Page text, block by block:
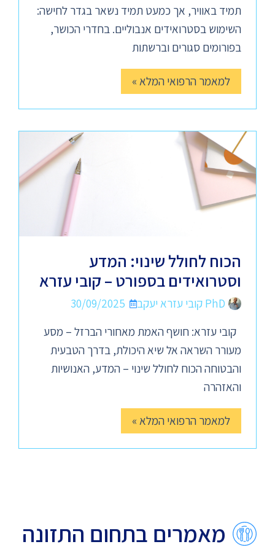
תמיד באוויר, אך כמעט תמיד נשאר בגדר לחישה:
השימוש בסטרואידים אנבוליים. בחדרי הכושר,
בפורומים סגורים וברשתות
למאמר הרפואי המלא »
הכוח לחולל שינוי: המדע
וסטרואידים בספורט – קובי עזרא
PhD קובי עזרא יעקב
30/09/2025
קובי עזרא: חושף האמת מאחורי הברזל – מסע
מעורר השראה אל שיא היכולת, בדרך הטבעית
והבטוחה הכוח לחולל שינוי – המדע, האנושיות
והאזהרה
למאמר הרפואי המלא »
מאמרים בתחום התזונה